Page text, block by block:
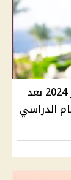
تعرف على موعد صرف مرتبات شهر سبتمبر 2024 بعد
الدراسي